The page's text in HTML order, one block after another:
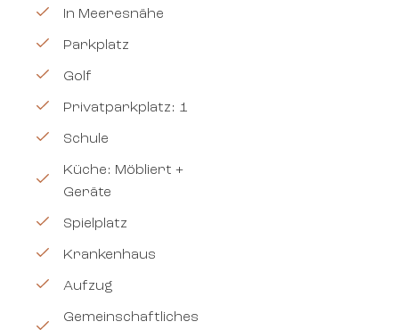
In Meeresnähe
Parkplatz
Golf
Privatparkplatz: 1
Schule
Küche: Möbliert +
Geräte
Spielplatz
Krankenhaus
Aufzug
Gemeinschaftliches